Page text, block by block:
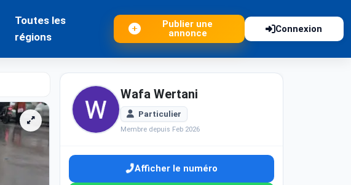
Toutes les
régions
Publier une
annonce
Connexion
Wafa Wertani
Particulier
Membre depuis Feb 2026
Afficher le numéro